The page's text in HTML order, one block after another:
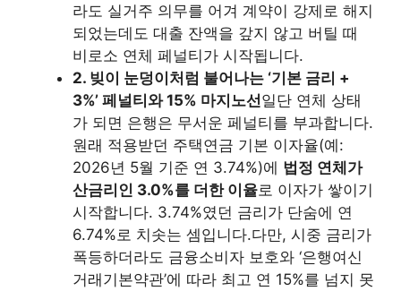
라도 실거주 의무를 어겨 계약이 강제로 해지
되었는데도 대출 잔액을 갚지 않고 버틸 때
비로소 연체 페널티가 시작됩니다.
2. 빚이 눈덩이처럼 불어나는 ‘기본 금리 +
3%’ 페널티와 15% 마지노선일단 연체 상태
가 되면 은행은 무서운 페널티를 부과합니다.
원래 적용받던 주택연금 기본 이자율(예:
2026년 5월 기준 연 3.74%)에 법정 연체가
산금리인 3.0%를 더한 이율로 이자가 쌓이기
시작합니다. 3.74%였던 금리가 단숨에 연
6.74%로 치솟는 셈입니다.다만, 시중 금리가
폭등하더라도 금융소비자 보호와 ‘은행여신
거래기본약관’에 따라 최고 연 15%를 넘지 못